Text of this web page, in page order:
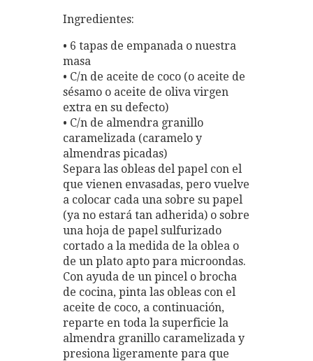
Ingredientes:
• 6 tapas de empanada o nuestra
masa
• C/n de aceite de coco (o aceite de
sésamo o aceite de oliva virgen
extra en su defecto)
• C/n de almendra granillo
caramelizada (caramelo y
almendras picadas)
Separa las obleas del papel con el
que vienen envasadas, pero vuelve
a colocar cada una sobre su papel
(ya no estará tan adherida) o sobre
una hoja de papel sulfurizado
cortado a la medida de la oblea o
de un plato apto para microondas.
Con ayuda de un pincel o brocha
de cocina, pinta las obleas con el
aceite de coco, a continuación,
reparte en toda la superficie la
almendra granillo caramelizada y
presiona ligeramente para que